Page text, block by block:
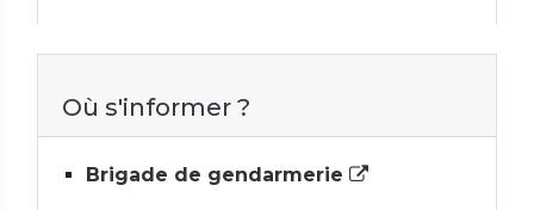
Où s'informer ?
Brigade de gendarmerie